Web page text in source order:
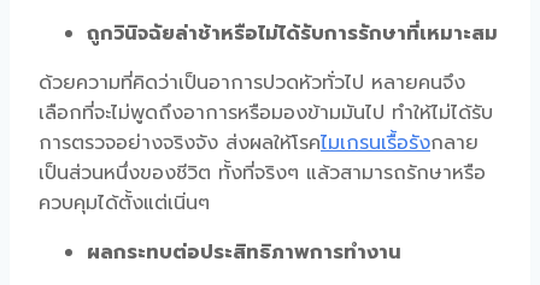
ถูกวินิจฉัยล่าช้าหรือไม่ได้รับการรักษาที่เหมาะสม
ด้วยความที่คิดว่าเป็นอาการปวดหัวทั่วไป หลายคนจึง
เลือกที่จะไม่พูดถึงอาการหรือมองข้ามมันไป ทำให้ไม่ได้รับ
การตรวจอย่างจริงจัง ส่งผลให้โรคไมเกรนเรื้อรังกลาย
เป็นส่วนหนึ่งของชีวิต ทั้งที่จริงๆ แล้วสามารถรักษาหรือ
ควบคุมได้ตั้งแต่เนิ่นๆ
ผลกระทบต่อประสิทธิภาพการทำงาน